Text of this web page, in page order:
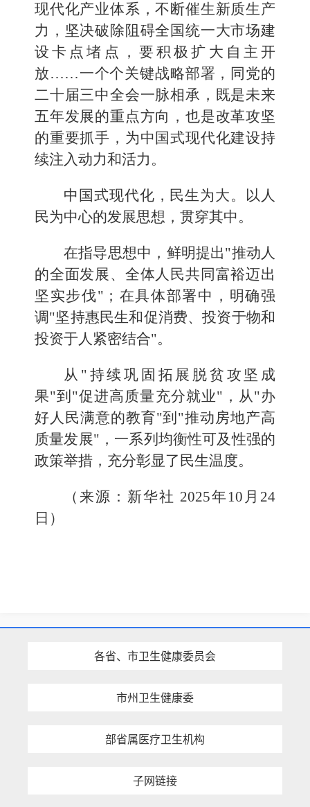
现代化产业体系，不断催生新质生产
力，坚决破除阻碍全国统一大市场建
设卡点堵点，要积极扩大自主开
放……一个个关键战略部署，同党的
二十届三中全会一脉相承，既是未来
五年发展的重点方向，也是改革攻坚
的重要抓手，为中国式现代化建设持
续注入动力和活力。
中国式现代化，民生为大。以人
民为中心的发展思想，贯穿其中。
在指导思想中，鲜明提出"推动人
的全面发展、全体人民共同富裕迈出
坚实步伐"；在具体部署中，明确强
调"坚持惠民生和促消费、投资于物和
投资于人紧密结合"。
从"持续巩固拓展脱贫攻坚成
果"到"促进高质量充分就业"，从"办
好人民满意的教育"到"推动房地产高
质量发展"，一系列均衡性可及性强的
政策举措，充分彰显了民生温度。
（来源：新华社 2025年10月24
日）
各省、市卫生健康委员会
市州卫生健康委
部省属医疗卫生机构
子网链接